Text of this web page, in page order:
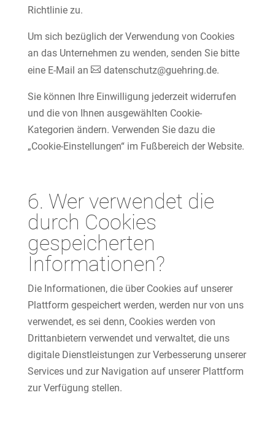
Richtlinie zu.
Um sich bezüglich der Verwendung von Cookies
an das Unternehmen zu wenden, senden Sie bitte
eine E-Mail an
datenschutz@guehring.de.
Sie können Ihre Einwilligung jederzeit widerrufen
und die von Ihnen ausgewählten Cookie-
Kategorien ändern. Verwenden Sie dazu die
„Cookie-Einstellungen“ im Fußbereich der Website.
6. Wer verwendet die
durch Cookies
gespeicherten
Informationen?
Die Informationen, die über Cookies auf unserer
Plattform gespeichert werden, werden nur von uns
verwendet, es sei denn, Cookies werden von
Drittanbietern verwendet und verwaltet, die uns
digitale Dienstleistungen zur Verbesserung unserer
Services und zur Navigation auf unserer Plattform
zur Verfügung stellen.